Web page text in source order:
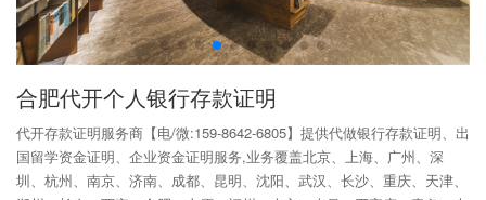
合肥代开个人银行存款证明
代开存款证明服务商【电/微:159-8642-6805】提供代做银行存款证明、出
国留学资金证明、企业资金证明服务,业务覆盖北京、上海、广州、深
圳、杭州、南京、济南、成都、昆明、沈阳、武汉、长沙、重庆、天津、